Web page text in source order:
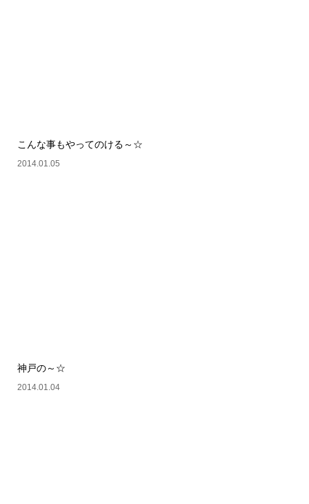
こんな事もやってのける～☆
2014.01.05
神戸の～☆
2014.01.04